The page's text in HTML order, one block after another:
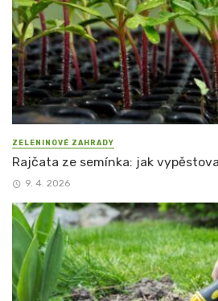
ZELENINOVÉ ZAHRADY
Rajčata ze semínka: jak
9. 4. 2026